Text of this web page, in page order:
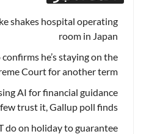
shakes hospital operating
room in Japan
he’s staying on the
Court for another term
AI for financial guidance
trust it, Gallup poll finds
do on holiday to guarantee